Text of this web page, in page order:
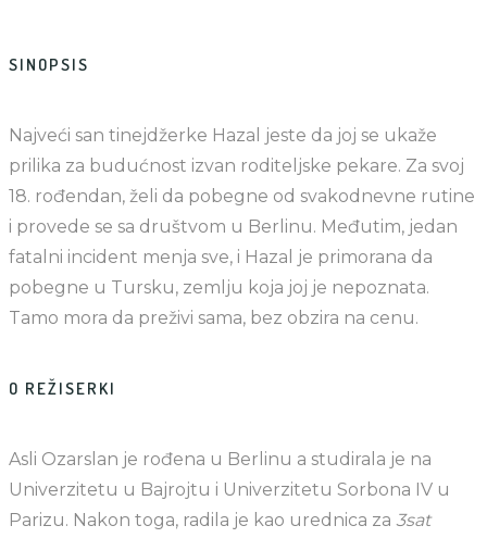
SINOPSIS
Najveći san tinejdžerke Hazal jeste da joj se ukaže
prilika za budućnost izvan roditeljske pekare. Za svoj
18. rođendan, želi da pobegne od svakodnevne rutine
i provede se sa društvom u Berlinu. Međutim, jedan
fatalni incident menja sve, i Hazal je primorana da
pobegne u Tursku, zemlju koja joj je nepoznata.
Tamo mora da preživi sama, bez obzira na cenu.
O REŽISERKI
Asli Ozarslan je rođena u Berlinu a studirala je na
Univerzitetu u Bajrojtu i Univerzitetu Sorbona IV u
Parizu. Nakon toga, radila je kao urednica za 3sat